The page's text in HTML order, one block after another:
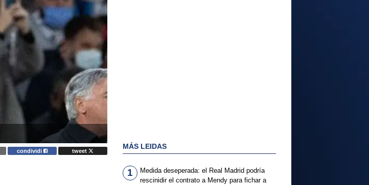
condividi tweet
MÁS LEIDAS
1
Medida deseperada: el Real Madrid podría
rescinidir el contrato a Mendy para fichar a